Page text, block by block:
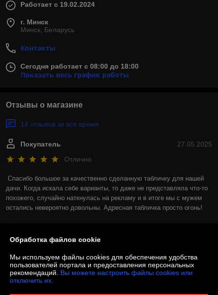
Работает с 19.02.2024
г. Минск
Минск, Беларусь
Контакты
Сегодня работает с 08:00 до 18:00
Показать весь график работы
Отзывы о магазине
14 отзывов за всё время
27.05.2025
Покупатель
Отлично
Спасибо большое за качественно сделанную табличку для нашей
дачи. Когда искала себе варианты, то даже не представляла что-то
похожего, случайно наткнулась на рекламу и в итоге мы с мужем
остались невероятно довольны. Адресная табличка просто огонь!
24.02.2025
Покупатель
Отлично
Обработка файлов cookie
Мы используем файлы cookies для обеспечения удобства
пользователей портала и предоставления персональных
рекомендаций. Вы можете настроить файлы cookies или
отключить их.